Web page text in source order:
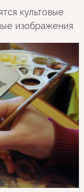
культовые
изображения